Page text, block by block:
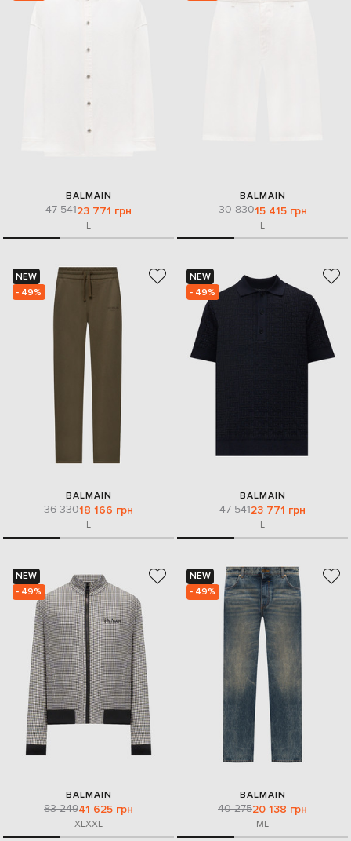
BALMAIN
47 54123 771 грн
L
BALMAIN
30 83015 415 грн
L
NEW
- 49%
BALMAIN
36 33018 166 грн
L
NEW
- 49%
BALMAIN
47 54123 771 грн
L
NEW
- 49%
BALMAIN
83 24941 625 грн
XLXXL
NEW
- 49%
BALMAIN
40 27520 138 грн
ML